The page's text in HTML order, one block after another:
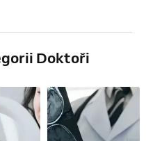
Doktoři